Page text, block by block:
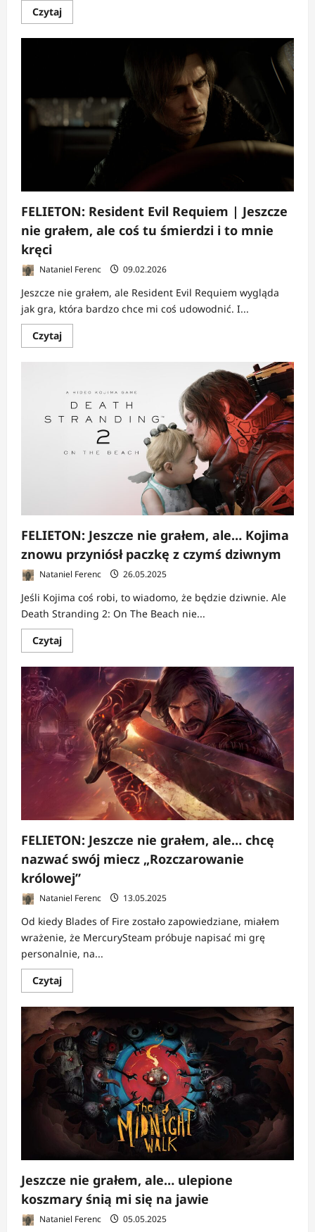
CzytajDowiedz
się
o
Jeszcze
nie
grałem,
ale
ktoś
wreszcie
przeprasza
FELIETON: Resident Evil Requiem | Jeszcze
nie grałem, ale coś tu śmierdzi i to mnie
kręci
Nataniel Ferenc 09.02.2026
Jeszcze nie grałem, ale Resident Evil Requiem wygląda
jak gra, która bardzo chce mi coś udowodnić. I...
CzytajDowiedz
się
Evil
Requiem
|
Jeszcze
grałem,
ale
mnie
FELIETON: Jeszcze nie grałem, ale… Kojima
znowu przyniósł paczkę z czymś dziwnym
Nataniel Ferenc 26.05.2025
Jeśli Kojima coś robi, to wiadomo, że będzie dziwnie. Ale
Death Stranding 2: On The Beach nie...
CzytajDowiedz
się
o
FELIETON:
Jeszcze
nie
grałem,
ale…
Kojima
znowu
przyniósł
paczkę
z
czymś
dziwnym
FELIETON: Jeszcze nie grałem, ale… chcę
nazwać swój miecz „Rozczarowanie
królowej”
Nataniel Ferenc 13.05.2025
Od kiedy Blades of Fire zostało zapowiedziane, miałem
wrażenie, że MercurySteam próbuje napisać mi grę
personalnie, na...
CzytajDowiedz
się
o
FELIETON:
Jeszcze
nie
grałem,
ale…
chcę
nazwać
swój
miecz
„Rozczarowanie
królowej”
Jeszcze nie grałem, ale… ulepione
koszmary śnią mi się na jawie
Nataniel Ferenc 05.05.2025